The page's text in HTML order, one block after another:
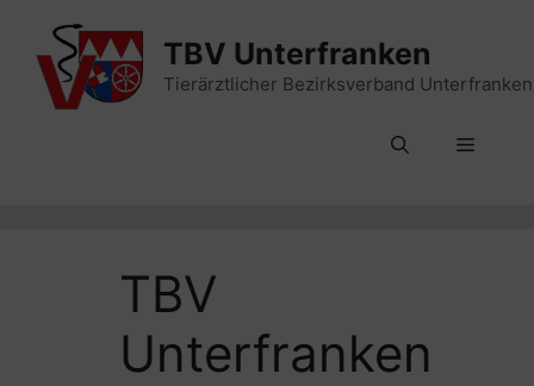
springen
TBV Unterfranken
Tierärztlicher Bezirksverband Unterfranken
Menü
TBV
Unterfranken